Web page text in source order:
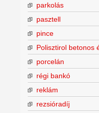
parkolás
pasztell
pince
Polisztirol betonos
porcelán
régi bankó
reklám
rezsióradíj